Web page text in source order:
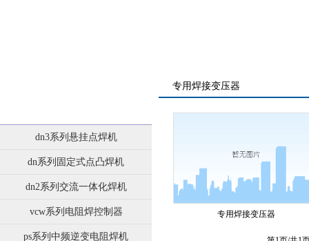
dn3系列悬挂点焊机
dn系列固定式点凸焊机
dn2系列交流一体化焊机
vcw系列电阻焊控制器
ps系列中频逆变电阻焊机
专用焊接变压器
专用焊接变压器